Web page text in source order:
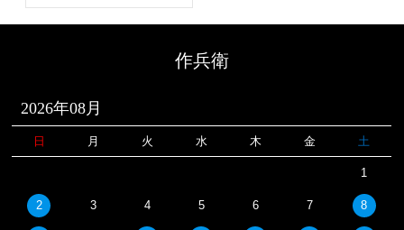
作兵衛
2026年08月
日 月 火 水 木 金 土
1
2 3 4 5 6 7 8